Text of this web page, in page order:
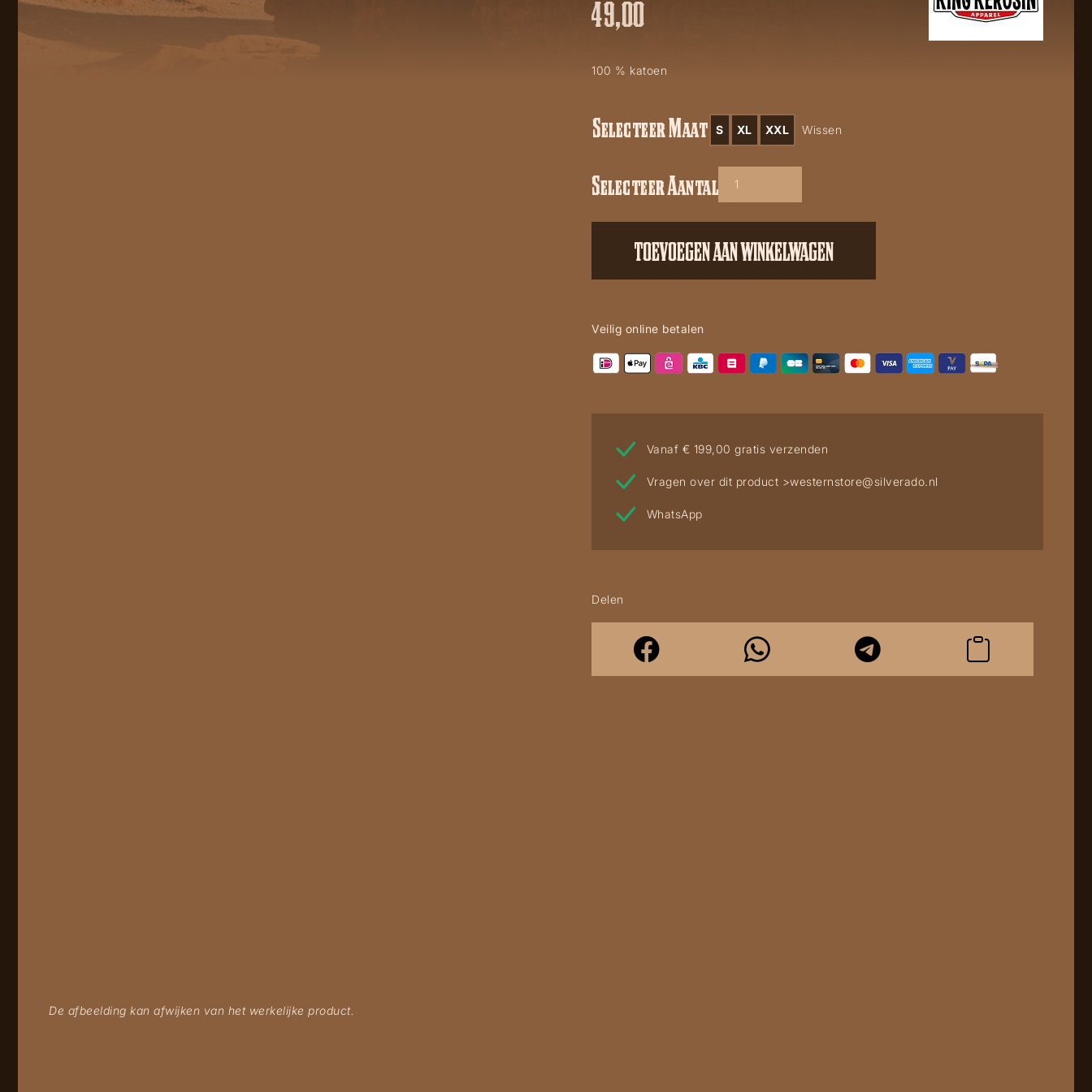
De afbeelding kan afwijken van het werkelijke product.
49,00
100 % katoen
Selecteer Maat S XL XXL Wissen
Split
Selecteer Aantal
TOEVOEGEN AAN WINKELWAGEN
Veilig online betalen
Vanaf € 199,00 gratis verzenden
Vragen over dit product >westernstore@silverado.nl
WhatsApp
Delen